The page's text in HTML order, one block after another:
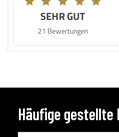
SEHR GUT
21 Bewertungen
Häufige gestellte